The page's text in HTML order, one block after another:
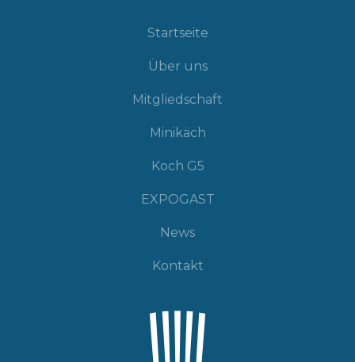
Startseite
Über uns
Mitgliedschaft
Minikäch
Koch G5
EXPOGAST
News
Kontakt